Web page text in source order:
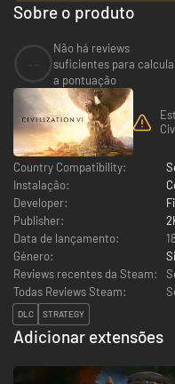
Sobre o produto
Não há reviews
suficientes para
a pontuação
Country Compatibility:
Instalação:
Developer:
Publisher:
Data de lançamento:
Género:
Reviews recentes da Steam:
Todas Reviews Steam:
DLC STRATEGY
Adicionar extensões